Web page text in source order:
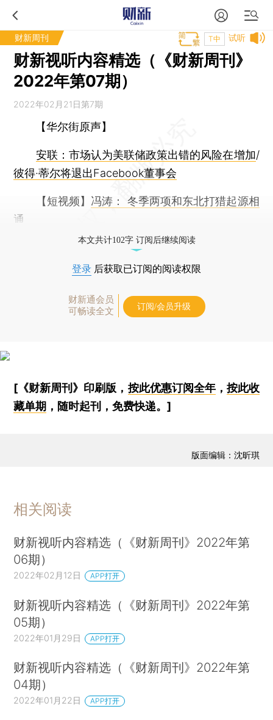
财新周刊 试听
T中
财新视听内容精选（《财新周刊》
2022年第07期）
2022年02月21日第7期
【华尔街原声】
安联：市场认为美联储政策出错的风险在增加/
彼得·蒂尔将退出Facebook董事会
【短视频】 冯涛： 冬季两项和东北打猎起源相
通
本文共计102字 订阅后继续阅读
登录 后获取已订阅的阅读权限
财新通会员
可畅读全文
订阅/会员升级
[《财新周刊》印刷版， 按此优惠订阅全年， 按此收
藏单期 ，随时起刊，免费快递。]
版面编辑：沈昕琪
相关阅读
财新视听内容精选（《财新周刊》2022年第
06期）
2022年02月12日 APP打开
财新视听内容精选（《财新周刊》2022年第
05期）
2022年01月29日 APP打开
财新视听内容精选（《财新周刊》2022年第
04期）
2022年01月22日 APP打开